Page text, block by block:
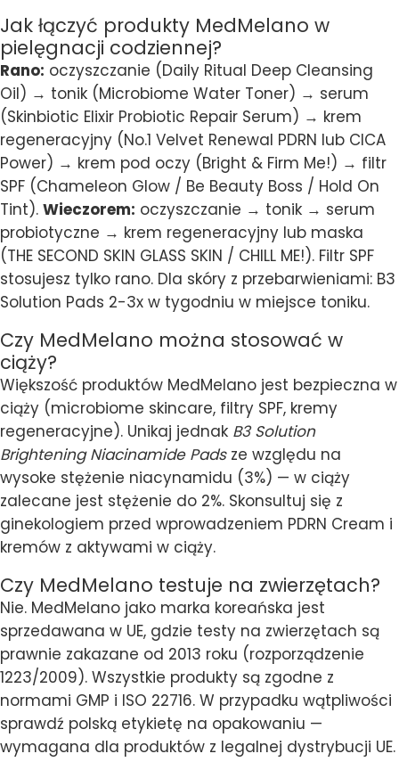
Jak łączyć produkty MedMelano w
pielęgnacji codziennej?
Rano: oczyszczanie (Daily Ritual Deep Cleansing
Oil) → tonik (Microbiome Water Toner) → serum
(Skinbiotic Elixir Probiotic Repair Serum) → krem
regeneracyjny (No.1 Velvet Renewal PDRN lub CICA
Power) → krem pod oczy (Bright & Firm Me!) → filtr
SPF (Chameleon Glow / Be Beauty Boss / Hold On
Tint). Wieczorem: oczyszczanie → tonik → serum
probiotyczne → krem regeneracyjny lub maska
(THE SECOND SKIN GLASS SKIN / CHILL ME!). Filtr SPF
stosujesz tylko rano. Dla skóry z przebarwieniami: B3
Solution Pads 2-3x w tygodniu w miejsce toniku.
Czy MedMelano można stosować w
ciąży?
Większość produktów MedMelano jest bezpieczna w
ciąży (microbiome skincare, filtry SPF, kremy
regeneracyjne). Unikaj jednak B3 Solution
Brightening Niacinamide Padsze względu na
wysoke stężenie niacynamidu (3%) — w ciąży
zalecane jest stężenie do 2%. Skonsultuj się z
ginekologiem przed wprowadzeniem PDRN Cream i
kremów z aktywami w ciąży.
Czy MedMelano testuje na zwierzętach?
Nie. MedMelano jako marka koreańska jest
sprzedawana w UE, gdzie testy na zwierzętach są
prawnie zakazane od 2013 roku (rozporządzenie
1223/2009). Wszystkie produkty są zgodne z
normami GMP i ISO 22716. W przypadku wątpliwości
sprawdź polską etykietę na opakowaniu —
wymagana dla produktów z legalnej dystrybucji UE.